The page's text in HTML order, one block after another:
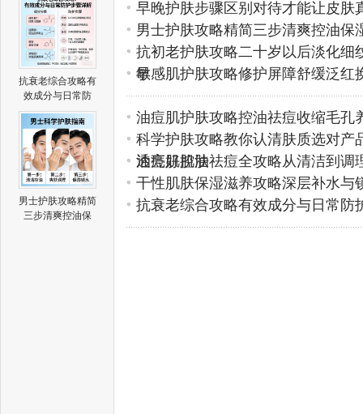
抗衰老综合攻略有
效成分与日常防
男士护肤攻略精简
三步清爽控油保
早晚护肤步骤区别对待才能让皮肤
男士护肤攻略精简三步清爽控油保
抗初老护肤攻略二十岁以后淡化细
早
敏感肌护肤攻略修护屏障舒缓泛红
油痘肌护肤攻略控油祛痘收缩毛孔
科学护肤攻略教你认清肤质选对产
透亮好肌肤
油痘肌控油祛痘全攻略从清洁到调
干性肌肤保湿滋养攻略深层补水与
抗衰老综合攻略有效成分与日常防